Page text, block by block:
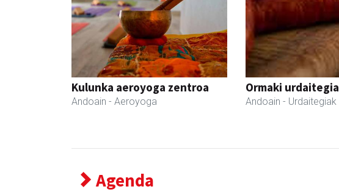
Kulunka aeroyoga zentroa
Andoain - Aeroyoga
Ormaki urdaitegia
Andoain - Urdaitegiak
Agenda